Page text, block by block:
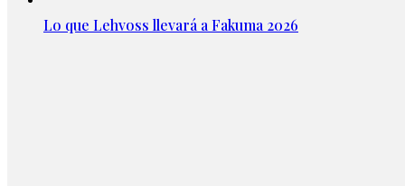
Lo que Lehvoss llevará a Fakuma 2026